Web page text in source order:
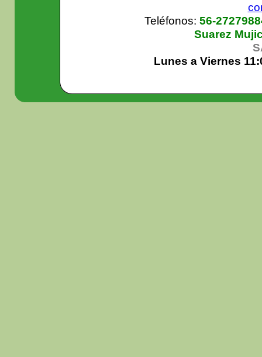
Teléfonos: 56-
Suarez
Lunes a Viernes